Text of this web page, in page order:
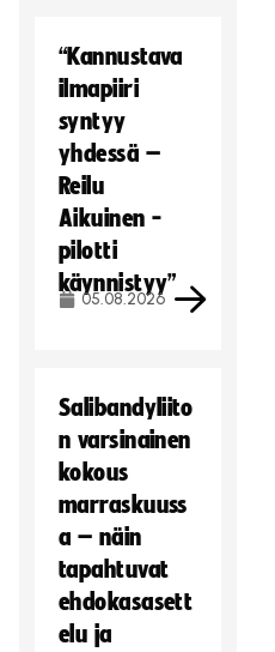
“Kannustava
ilmapiiri
syntyy
yhdessä –
Reilu
Aikuinen -
pilotti
käynnistyy”
05.08.2026
Salibandyliito
n varsinainen
kokous
marraskuuss
a – näin
tapahtuvat
ehdokasasett
elu ja